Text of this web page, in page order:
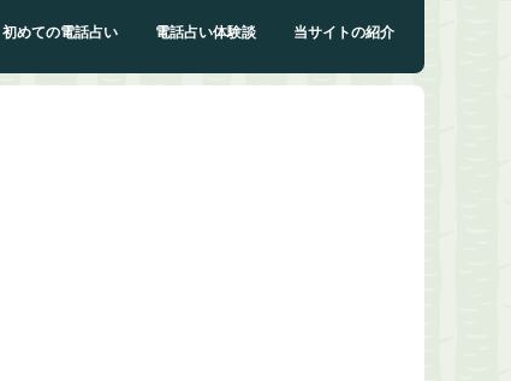
初めての電話占い 電話占い体験談 当サイトの紹介